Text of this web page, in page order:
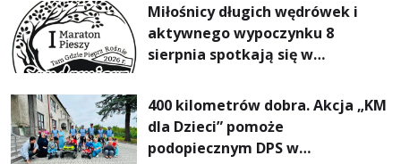
Miłośnicy długich wędrówek i
aktywnego wypoczynku 8
sierpnia spotkają się w
Pieszym „Tam Gdzie Pieprz
Rośnie”
400 kilometrów dobra. Akcja „KM
dla Dzieci” pomoże
podopiecznym DPS w